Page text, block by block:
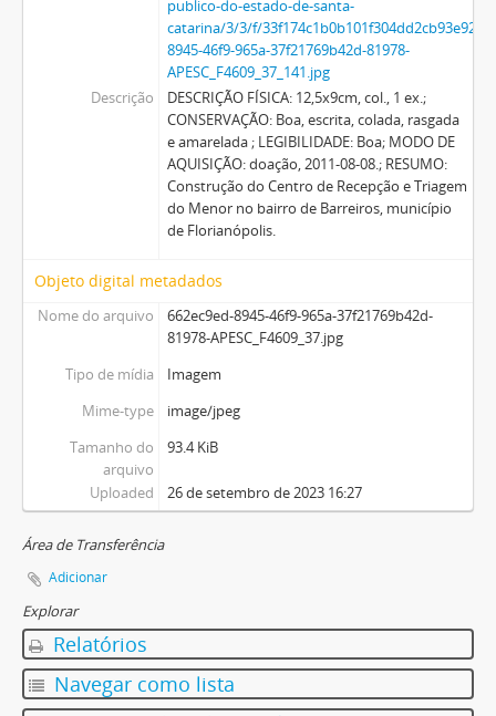
publico-do-estado-de-santa-
catarina/3/3/f/
8945-46f9-965a-37f21769b42d-81978-
APESC_F4609_37_141.jpg
Descrição
DESCRIÇÃO FÍSICA: 12,5x9cm, col., 1 ex.;
CONSERVAÇÃO: Boa, escrita, colada, rasgada
e amarelada ; LEGIBILIDADE: Boa; MODO DE
AQUISIÇÃO: doação, 2011-08-08.; RESUMO:
Construção do Centro de Recepção e Triagem
do Menor no bairro de Barreiros, município
de Florianópolis.
Objeto digital metadados
Nome do arquivo
662ec9ed-8945-46f9-965a-37f21769b42d-
81978-APESC_F4609_37.jpg
Tipo de mídia
Imagem
Mime-type
image/jpeg
Tamanho do
arquivo
93.4 KiB
Uploaded 26 de setembro de 2023 16:27
Área de Transferência
Adicionar
Explorar
Relatórios
Navegar como lista